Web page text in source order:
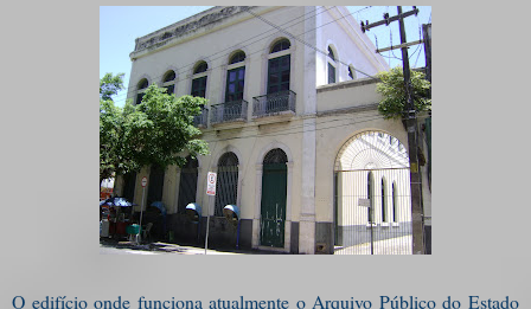
O edifício onde funciona atualmente o Arquivo Público do Estado